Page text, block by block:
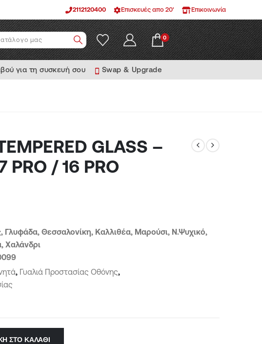
2112120400 Επισκευές απο 20' Επικοινωνία
0
για τη συσκευή σου Swap & Upgrade
GLASS –
PRO / 16 PRO
Γλυφάδα, Θεσσαλονίκη, Καλλιθέα, Μαρούσι, Ν.Ψυχικό,
Χαλάνδρι
, Γυαλιά Προστασίας Οθόνης,
ΣΤΟ ΚΑΛΆΘΙ